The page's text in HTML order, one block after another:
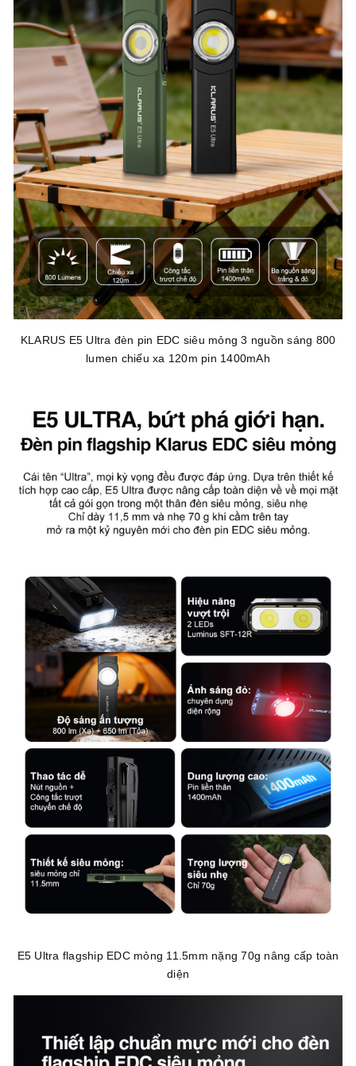
KLARUS E5 Ultra đèn pin EDC siêu mỏng 3 nguồn sáng 800
lumen chiếu xa 120m pin 1400mAh
E5 Ultra flagship EDC mỏng 11.5mm nặng 70g nâng cấp toàn
diện